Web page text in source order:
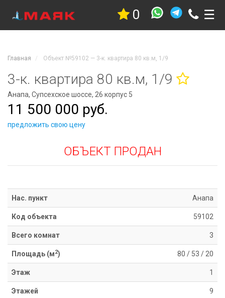
0 ☰
Недвижимость
Участки
Коммерческая
Дачи
Гаражи
Услуги
Коттеджные
поселки
Новостройки
Информация
Ипотека
Риэлторские
услуги
Продать
недвижимость
Главная Объект №59102 — 3-к. квартира 80 кв.м, 1/9
3-к. квартира 80 кв.м, 1/9
Анапа, Супсехское шоссе, 26 корпус 5
11 500 000 руб.
предложить свою цену
ОБЪЕКТ ПРОДАН
Нас. пункт Анапа
Код объекта 59102
Всего комнат 3
Площадь (м2) 80 / 53 / 20
Этаж 1
Этажей 9